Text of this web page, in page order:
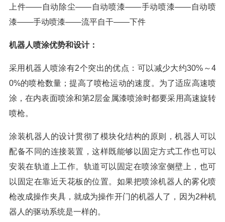
上件——自动除尘——自动喷漆——手动喷漆——自动喷
漆——手动喷漆——流平自干——下件
机器人喷涂优势和设计：
采用机器人喷涂有2个突出的优点：可以减少大约30%～4
0%的喷枪数量；提高了喷枪运动的速度。为了适应高速喷
涂，在内表面喷涂和第2层金属漆喷涂时都要采用高速旋转
喷枪。
涂装机器人的设计贯彻了模块化结构的原则，机器人可以
配备不同的连接装置，这样既能够以固定方式工作也可以
安装在轨道上工作。轨道可以固定在喷涂室侧壁上，也可
以固定在靠近天花板的位置。如果把喷涂机器人的雾化喷
枪改成操作夹具，就成为操作开门的机器人了，因为2种机
器人的驱动系统是一样的。